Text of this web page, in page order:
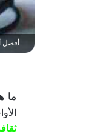
أفضل
ما